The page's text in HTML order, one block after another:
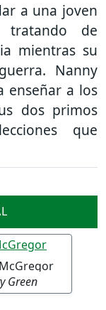
a una joven
tratando de
mientras su
Nanny
enseñar a los
dos primos
que
Green